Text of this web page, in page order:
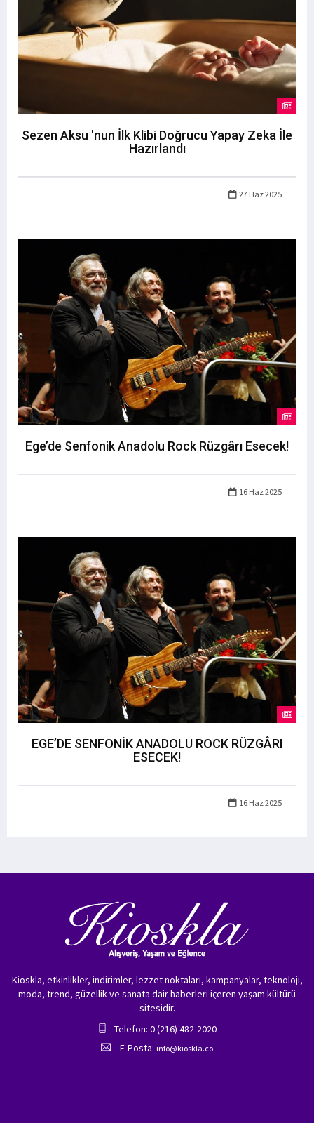
Sezen Aksu 'nun İlk Klibi Doğrucu Yapay Zeka İle
Hazırlandı
27 Haz 2025
Ege’de Senfonik Anadolu Rock Rüzgârı Esecek!
16 Haz 2025
EGE’DE SENFONİK ANADOLU ROCK RÜZGÂRI
ESECEK!
16 Haz 2025
Kioskla, etkinlikler, indirimler, lezzet noktaları, kampanyalar, teknoloji,
moda, trend, güzellik ve sanata dair haberleri içeren yaşam kültürü
sitesidir.
Telefon: 0 (216) 482-2020
E-Posta: info@kioskla.co